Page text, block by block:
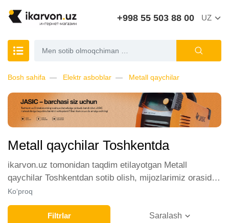
+998 55 503 88 00 UZ
Bosh sahifa Elektr asboblar Metall qaychilar
Metall qaychilar Toshkentda
ikarvon.uz tomonidan taqdim etilayotgan Metall
qaychilar Toshkentdan sotib olish, mijozlarimiz orasida
katta talabga ega. Biz ushbu toifadagi tovarlarni sotish
uchun eng yaxshi sharoitlarni ta'minlaymiz. Onlayn
do'konda Metall qaychilar yetakchi ishlab chiqaruvchilar
Ko‘proq
Filtrlar Saralash